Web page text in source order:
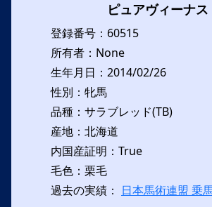
ピュアヴィーナス
登録番号：60515
所有者：None
生年月日：2014/02/26
性別：牝馬
品種：サラブレッド(TB)
産地：北海道
内国産証明：True
毛色：栗毛
過去の実績： 日本馬術連盟 乗